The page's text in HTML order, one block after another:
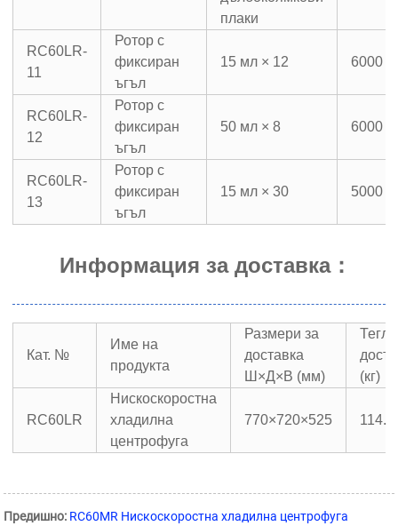
плаки
RC60LR-
11
Ротор с
фиксиран
ъгъл
15 мл × 12 6000
RC60LR-
12
Ротор с
фиксиран
ъгъл
50 мл × 8 6000
RC60LR-
13
Ротор с
фиксиран
ъгъл
15 мл × 30 5000
Информация за доставка：
Кат. №
Име на
продукта
Размери за
доставка
Ш×Д×В (мм)
(кг)
RC60LR
Нискоскоростна
хладилна
центрофуга
770×720×525 114.7
Предишно: RC60MR Нискоскоростна хладилна центрофуга